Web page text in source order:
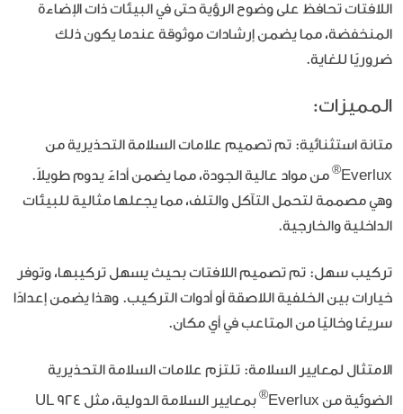
اللافتات تحافظ على وضوح الرؤية حتى في البيئات ذات الإضاءة
المنخفضة، مما يضمن إرشادات موثوقة عندما يكون ذلك
ضروريًا للغاية.
المميزات:
متانة استثنائية: تم تصميم علامات السلامة التحذيرية من
Everlux
® من مواد عالية الجودة، مما يضمن أداءً يدوم طويلاً.
وهي مصممة لتحمل التآكل والتلف، مما يجعلها مثالية للبيئات
الداخلية والخارجية.
تركيب سهل: تم تصميم اللافتات بحيث يسهل تركيبها، وتوفر
خيارات بين الخلفية اللاصقة أو أدوات التركيب. وهذا يضمن إعدادًا
سريعًا وخاليًا من المتاعب في أي مكان.
الامتثال لمعايير السلامة: تلتزم علامات السلامة التحذيرية
الضوئية من Everlux
®
بمعايير السلامة الدولية، مثل UL 924